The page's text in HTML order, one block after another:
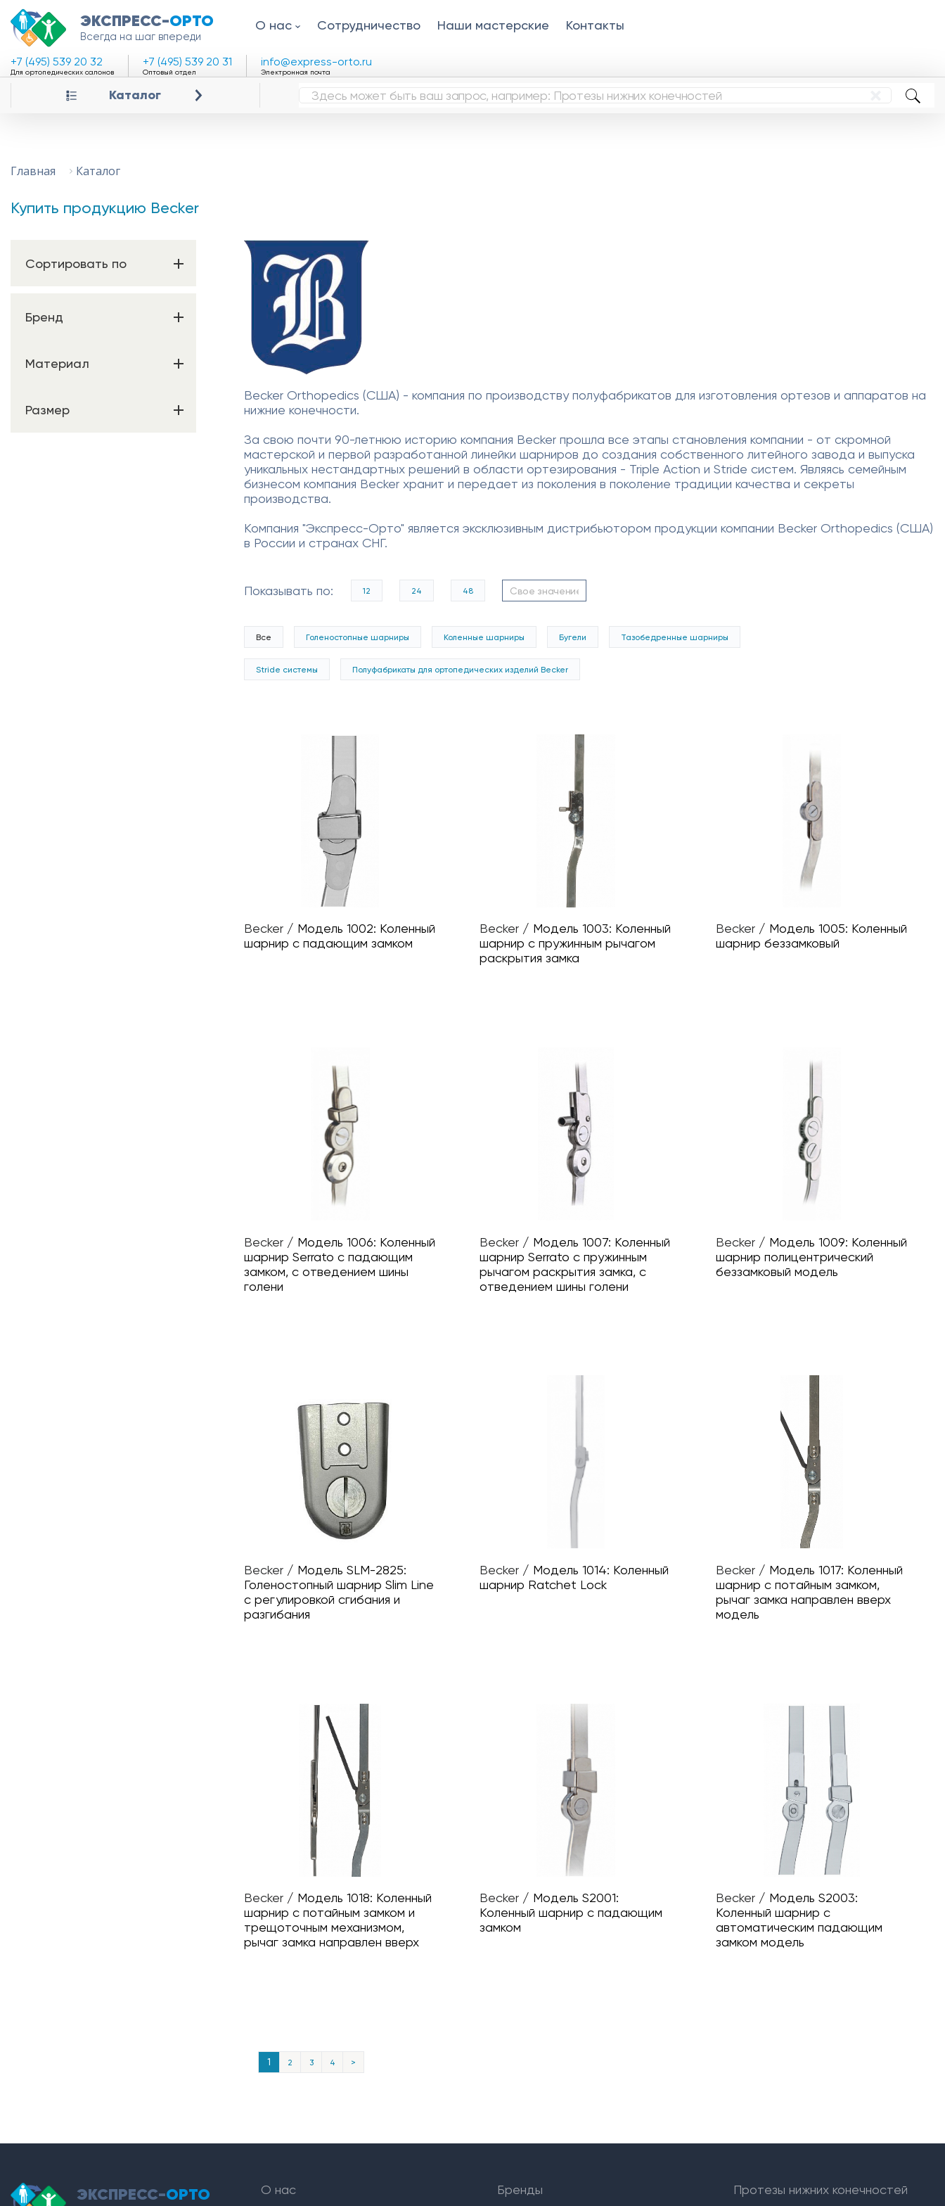
ЭКСПРЕСС-ОРТО
Всегда на шаг впереди
О нас Сотрудничество Наши мастерские Контакты
+7 (495) 539 20 32
Для ортопедических салонов
+7 (495) 539 20 31
Оптовый отдел
info@express-orto.ru
Электронная почта
Каталог
Главная Каталог
Купить продукцию Becker
Сортировать по
Бренд
Материал
Размер
Becker Orthopedics (США) - компания по производству полуфабрикатов для изготовления ортезов и аппаратов на
нижние конечности.
За свою почти 90-летнюю историю компания Becker прошла все этапы становления компании - от скромной
мастерской и первой разработанной линейки шарниров до создания собственного литейного завода и выпуска
уникальных нестандартных решений в области ортезирования - Triple Action и Stride систем. Являясь семейным
бизнесом компания Becker хранит и передает из поколения в поколение традиции качества и секреты
производства.
Компания "Экспресс-Орто" является эксклюзивным дистрибьютором продукции компании Becker Orthopedics (США)
в России и странах СНГ.
Показывать по: 12 24 48
Все Голеностопные шарниры Коленные шарниры Бугели Тазобедренные шарниры
Stride системы Полуфабрикаты для ортопедических изделий Becker
Becker / Модель 1002: Коленный
шарнир с падающим замком
Becker / Модель 1003: Коленный
шарнир с пружинным рычагом
раскрытия замка
Becker/ Модель 1005: Коленный
шарнир беззамковый
Becker / Модель 1006: Коленный
шарнир Serrato с падающим
замком, с отведением шины
голени
Becker / Модель 1007: Коленный
шарнир Serrato с пружинным
рычагом раскрытия замка, с
отведением шины голени
Becker/ Модель 1009: Коленный
шарнир полицентрический
беззамковый модель
Becker / Модель SLM-2825:
Голеностопный шарнир Slim Line
с регулировкой сгибания и
разгибания
Becker / Модель 1014: Коленный
шарнир Ratchet Lock
Becker/ Модель 1017: Коленный
шарнир с потайным замком,
рычаг замка направлен вверх
модель
Becker / Модель 1018: Коленный
шарнир с потайным замком и
трещоточным механизмом,
рычаг замка направлен вверх
Becker / Модель S2001:
Коленный шарнир с падающим
замком
Becker/ Модель S2003:
Коленный шарнир с
автоматическим падающим
замком модель
1 2 3 4 >
ЭКСПРЕСС-ОРТО О нас Бренды Протезы нижних конечностей